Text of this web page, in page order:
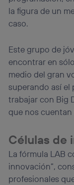
la figura de un
caso.
Este grupo de
encontrar en
medio del gran
superando así el
trabajar con Big
que nos cuentan
Células de
La fórmula LAB
innovación”,
profesionales